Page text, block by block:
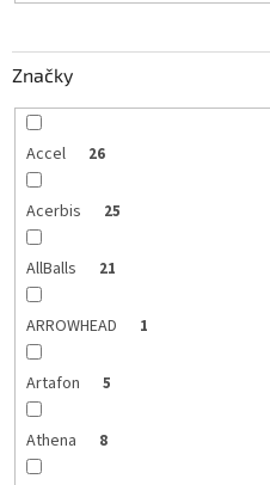
Značky
Accel 26
Acerbis 25
AllBalls 21
ARROWHEAD 1
Artafon 5
Athena 8